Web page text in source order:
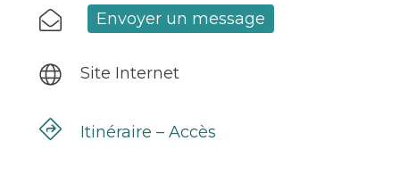
Envoyer un message
Site Internet
Itinéraire – Accès